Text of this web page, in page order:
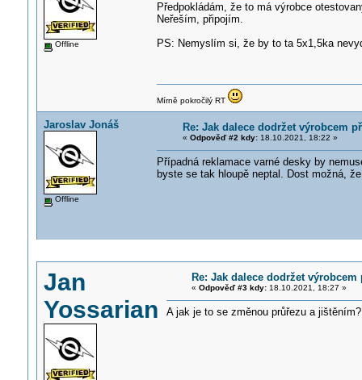
Offline
Předpokládám, že to má výrobce
Neřeším, připojím.
PS: Nemyslím si, že by to ta 5x1,5ka
Mírně pokročilý RT
Jaroslav Jonáš
Offline
Re: Jak dalece dodržet výrobcem
« Odpověď #2 kdy:18.10.2021, 18:22 »
Případná reklamace varné desky by
byste se tak hloupě neptal. Dost možná,
Jan
Yossarian
Re: Jak dalece dodržet
« Odpověď #3 kdy:18.10.2021, 18:27 »
A jak je to se změnou průřezu a